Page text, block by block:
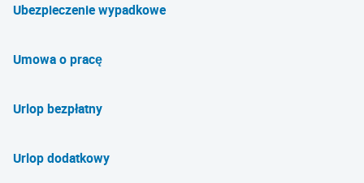
Ubezpieczenie wypadkowe
Umowa o pracę
Urlop bezpłatny
Urlop dodatkowy